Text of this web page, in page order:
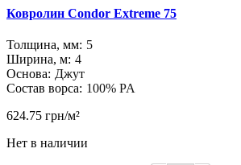
Ковролин Condor Extreme 75
Толщина, мм: 5
Ширина, м: 4
Основа: Джут
Состав ворса: 100% PA
624.75 грн/м²
Нет в наличии